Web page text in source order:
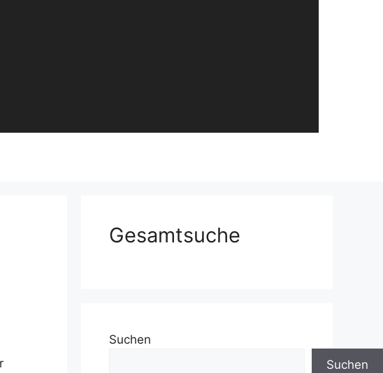
Gesamtsuche
Suchen
Suchen